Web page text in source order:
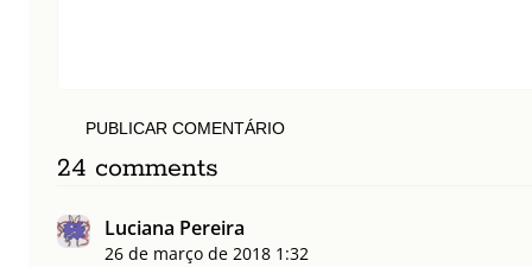
PUBLICAR COMENTÁRIO
24 comments
Luciana Pereira
26 de março de 2018 1:32